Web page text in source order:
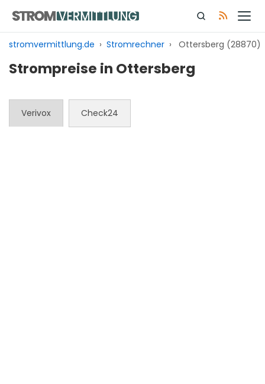
Inhalt
springen
stromvermittlung.de › Stromrechner › Ottersberg (28870)
Strompreise in Ottersberg
Verivox Check24